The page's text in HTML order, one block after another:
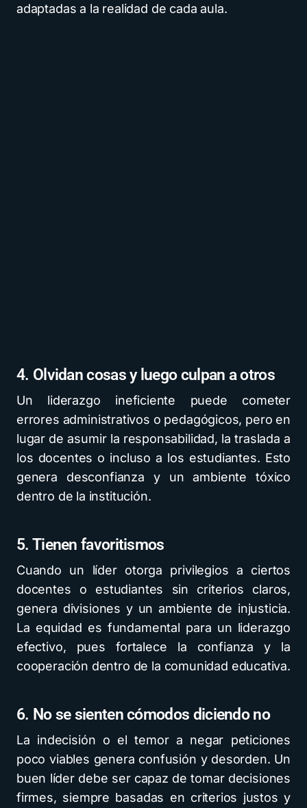
adaptadas a la realidad de cada aula.
4. Olvidan cosas y luego culpan a otros
Un liderazgo ineficiente puede cometer
errores administrativos o pedagógicos, pero en
lugar de asumir la responsabilidad, la traslada a
los docentes o incluso a los estudiantes. Esto
genera desconfianza y un ambiente tóxico
dentro de la institución.
5. Tienen favoritismos
Cuando un líder otorga privilegios a ciertos
docentes o estudiantes sin criterios claros,
genera divisiones y un ambiente de injusticia.
La equidad es fundamental para un liderazgo
efectivo, pues fortalece la confianza y la
cooperación dentro de la comunidad educativa.
6. No se sienten cómodos diciendo no
La indecisión o el temor a negar peticiones
poco viables genera confusión y desorden. Un
buen líder debe ser capaz de tomar decisiones
firmes, siempre basadas en criterios justos y